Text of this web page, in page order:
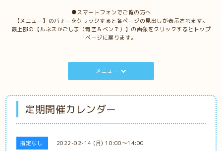
●スマートフォンでご覧の方へ
【メニュー】のバナーをクリックすると各ページの見出しが表示されます。
最上部の【ルネスかごしま（青空＆ベンチ）】の画像をクリックするとトップ
ページに戻ります。
メニュー
定期開催カレンダー
指定なし 2022-02-14 (月) 10:00～14:00